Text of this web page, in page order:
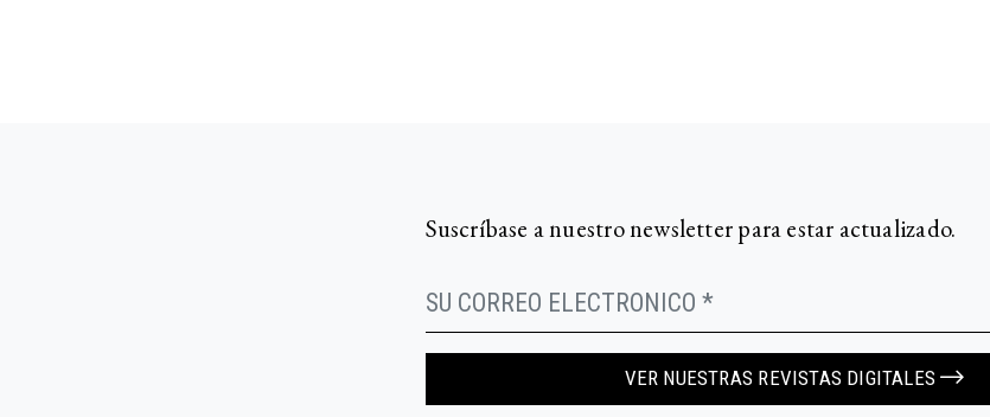
Suscríbase a nuestro newsletter para estar actualizado.
VER NUESTRAS REVISTAS DIGITALES